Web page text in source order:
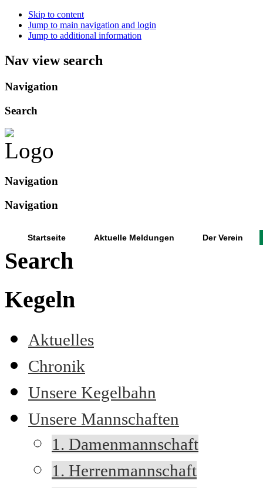
Skip to content
Jump to main navigation and login
Jump to additional information
Nav view search
Navigation
Search
Navigation
Navigation
Startseite Aktuelle Meldungen Der Verein
Search
Kegeln
Aktuelles
Chronik
Unsere Kegelbahn
Unsere Mannschaften
1. Damenmannschaft
1. Herrenmannschaft